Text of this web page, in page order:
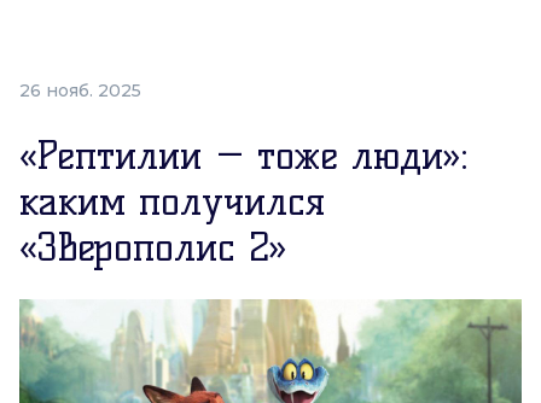
26 нояб. 2025
«Рептилии — тоже люди»:
каким получился
«Зверополис 2»